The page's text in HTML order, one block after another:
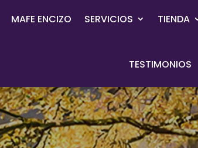
MAFE ENCIZO SERVICIOS TIENDA
TESTIMONIOS